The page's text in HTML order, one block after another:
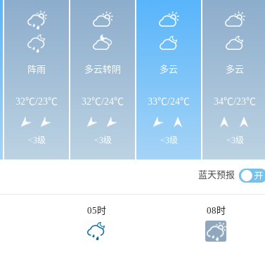
阵雨
32℃/23℃
<3级
多云转阴
32℃/24℃
<3级
多云
33℃/24℃
<3级
多云
34℃/23℃
<3级
蓝天预报
05时 08时